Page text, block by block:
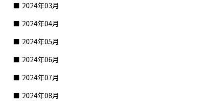
2024年03月
2024年04月
2024年05月
2024年06月
2024年07月
2024年08月